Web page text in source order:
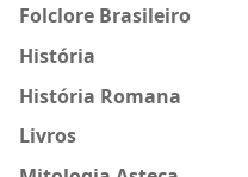
Folclore Brasileiro
História
História Romana
Livros